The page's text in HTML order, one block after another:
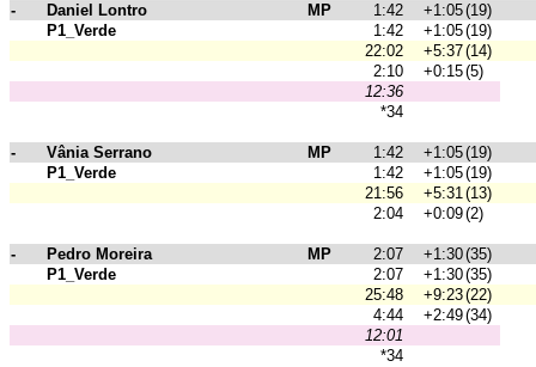
- Daniel Lontro MP 1:42 +1:05(19)
P1_Verde
1:42 +1:05(19)
22:02
+5:37(14)
2:10
+0:15(5)
12:36
*34
- Vânia Serrano MP 1:42 +1:05(19)
P1_Verde
1:42 +1:05(19)
21:56
+5:31(13)
2:04
+0:09(2)
- Pedro Moreira MP 2:07 +1:30(35)
P1_Verde
2:07 +1:30(35)
25:48
+9:23(22)
4:44
+2:49(34)
12:01
*34